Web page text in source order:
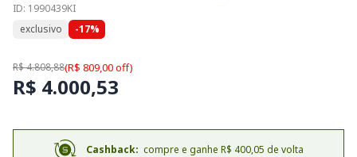
ID: 1990439KI
exclusivo
-17%
R$ 4.808,88(R$ 809,00 off)
R$ 4.000,53
Cashback: compre e ganhe R$ 400,05 de volta